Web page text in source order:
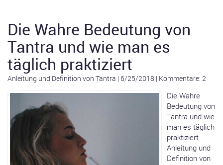
Die Wahre Bedeutung von
Tantra und wie man es
täglich praktiziert
Anleitung und Definition von Tantra | 6/25/2018 | Kommentare: 2
Die Wahre
Bedeutung von
Tantra und wie
man es täglich
praktiziert
Anleitung und
Definition von